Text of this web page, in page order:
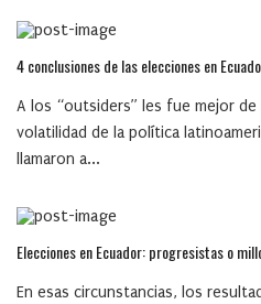
4 conclusiones de las elecciones en
A los “outsiders” les fue mejor
volatilidad de la política
llamaron a...
Elecciones en Ecuador: progresistas o
En esas circunstancias, los